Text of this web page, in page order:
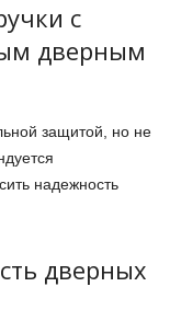
с
дверным
защитой, но не
надежность
дверных